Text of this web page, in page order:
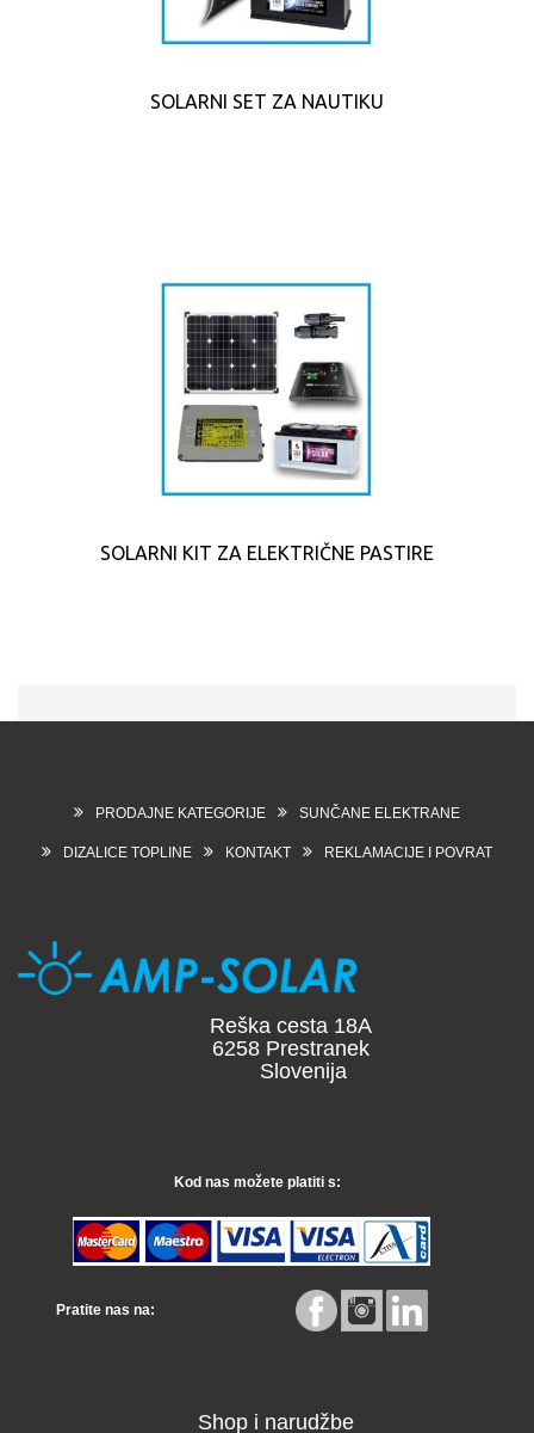
SOLARNI SET ZA NAUTIKU
SOLARNI KIT ZA ELEKTRIČNE PASTIRE
PRODAJNE KATEGORIJE SUNČANE ELEKTRANE
DIZALICE TOPLINE KONTAKT REKLAMACIJE I POVRAT
Reška cesta 18A
6258 Prestranek
Slovenija
Kod nas možete platiti s:
Pratite nas na:
Shop i narudžbe